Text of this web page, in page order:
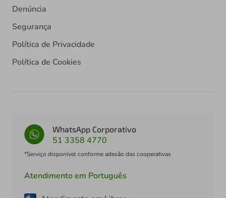
Denúncia
Segurança
Política de Privacidade
Política de Cookies
WhatsApp Corporativo
51 3358 4770
*Serviço disponível conforme adesão das cooperativas
Atendimento em Português